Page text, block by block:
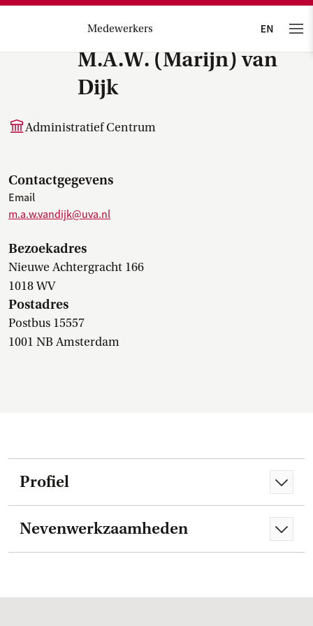
Medewerkers
M.A.W. (Marijn) van
Dijk
Administratief Centrum
Contactgegevens
Email
m.a.w.vandijk@uva.nl
Bezoekadres
Nieuwe Achtergracht 166
1018 WV
Postadres
Postbus 15557
1001 NB Amsterdam
Profiel
Nevenwerkzaamheden